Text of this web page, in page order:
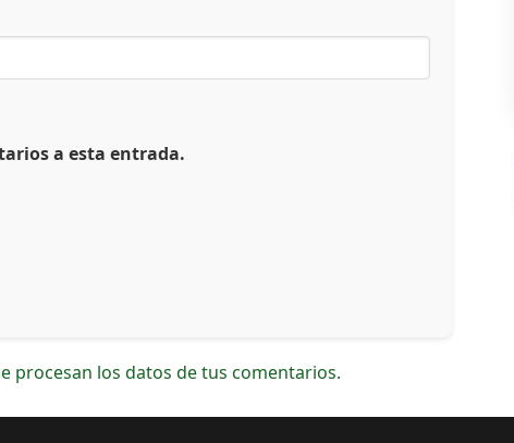
a esta entrada.
procesan los datos de tus comentarios.